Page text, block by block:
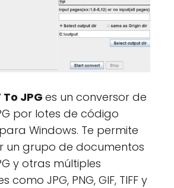
To JPGes un conversor de
por lotes de código
Windows. Te permite
un grupo de documentos
y otras múltiples
como JPG, PNG, GIF, TIFF y